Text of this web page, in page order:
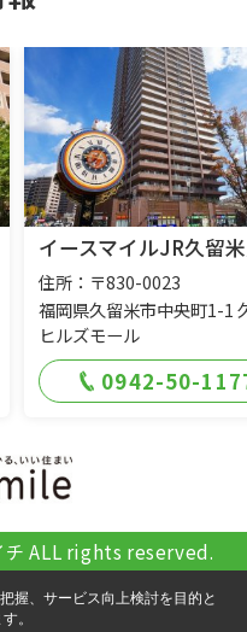
イースマイルJR久留
住所：〒830-0023
福岡県久留米市中央町1-1
ヒルズモール
0942-50-
ALL rights reserved.
握、サービス向上検討を目的と
。